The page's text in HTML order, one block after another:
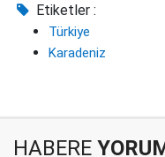
Etiketler :
Türkiye
Karadeniz
HABERE